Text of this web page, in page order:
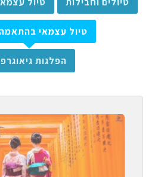
טיול עצמאי
הפלגות